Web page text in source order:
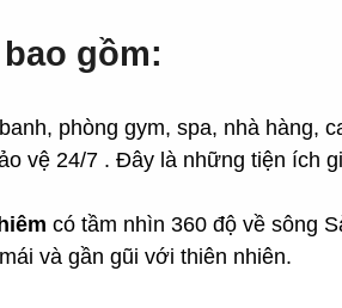
gồm:
phòng gym, spa, nhà hàng,
vệ 24/7 . Đây là những tiện ích
có tầm nhìn 360 độ về sông
và gần gũi với thiên nhiên.